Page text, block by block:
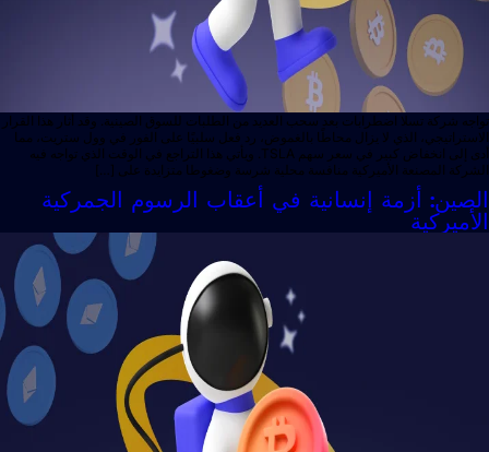
شركة تسلا اضطرابات بعد سحب العديد من الطلبات للسوق الصينية. وقد أثار هذا القرار
الذي لا يزال محاطًا بالغموض، رد فعل سلبيًا على الفور في وول ستريت، مما
أدى إلى انخفاض كبير في سعر سهم TSLA. ويأتي هذا التراجع في الوقت الذي تواجه فيه
المصنعة الأميركية منافسة محلية شرسة وضغوطا متزايدة على […]
أزمة إنسانية في أعقاب الرسوم الجمركية